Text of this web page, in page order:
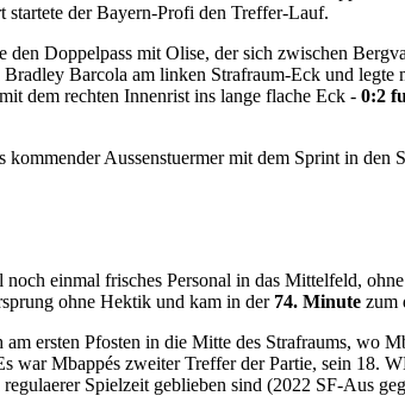
der Bayern-Profi den Treffer-Lauf.
Doppelpass mit Olise, der sich zwischen
Barcola am linken Strafraum-Eck und legte
dem rechten Innenrist ins lange flache Eck - 0:2
Aussenstuermer mit dem Sprint in den
einmal frisches Personal in das Mittelfeld, ohne
ohne Hektik und kam in der 74. Minute zum
ersten Pfosten in die Mitte des Strafraums, wo
war Mbappés zweiter Treffer der Partie, sein 18.
Spielzeit geblieben sind (2022 SF-Aus